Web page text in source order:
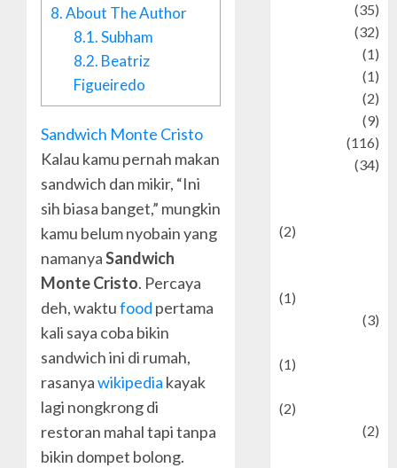
8.About The Author
8.1.Subham
8.2. Beatriz
Figueiredo
Sandwich Monte Cristo
Kalau kamu pernah makan
sandwich dan mikir, “Ini
sih biasa banget,” mungkin
kamu belum nyobain yang
namanyaSandwich
Monte Cristo. Percaya
deh, waktufood pertama
kali saya coba bikin
sandwich ini di rumah,
rasanyawikipedia kayak
lagi nongkrong di
restoran mahal tapi tanpa
bikin dompet bolong.
(35)
(32)
(1)
(1)
(2)
(9)
(116)
(34)
(2)
(1)
(3)
(1)
(2)
(2)